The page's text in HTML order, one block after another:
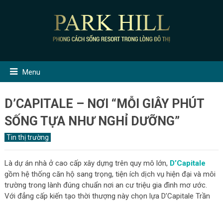
Menu
D’CAPITALE – NƠI “MỖI GIÂY PHÚT
SỐNG TỰA NHƯ NGHỈ DƯỠNG”
Tin thị trường
Là dự án nhà ở cao cấp xây dựng trên quy mô lớn, D’Capitale
gồm hệ thống căn hộ sang trọng, tiện ích dịch vụ hiện đại và môi
trường trong lành đúng chuẩn nơi an cư triệu gia đình mơ ước.
Với đẳng cấp kiến tạo thời thượng này chọn lựa D’Capitale Trần